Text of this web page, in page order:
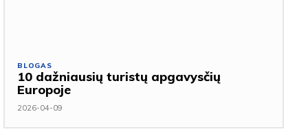
BLOGAS
10 dažniausių turistų apgavysčių
Europoje
2026-04-09